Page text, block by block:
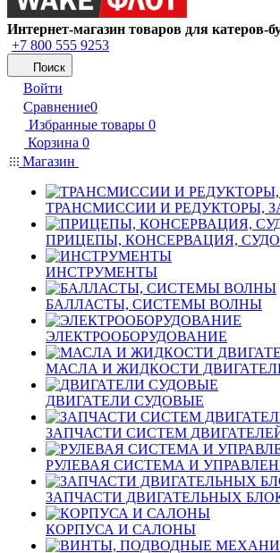
Интернет-магазин товаров для катеров-
+7 800 555 9253
Поиск
Войти
Сравнение0
Избранные товары 0
Корзина 0
Магазин
ТРАНСМИССИИ И РЕДУКТОРЫ,
ПРИЦЕПЫ, КОНСЕРВАЦИЯ,
ИНСТРУМЕНТЫ
БАЛЛАСТЫ, СИСТЕМЫ ВОЛНЫ
ЭЛЕКТРООБОРУДОВАНИЕ
МАСЛА И ЖИДКОСТИ
ДВИГАТЕЛИ СУДОВЫЕ
ЗАПЧАСТИ СИСТЕМ
РУЛЕВАЯ СИСТЕМА И
ЗАПЧАСТИ ДВИГАТЕЛЬНЫХ
КОРПУСА И САЛОНЫ